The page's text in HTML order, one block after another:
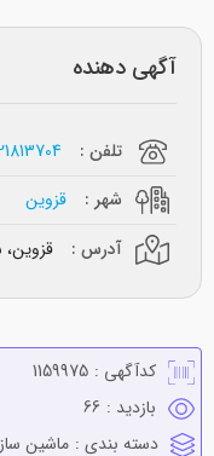
آگهی دهنده
تلفن :
شهر :
قزوین
آدرس :
قزوین،
کدآگهی : 1159975
بازدید : 66
دسته بندی : ماشين